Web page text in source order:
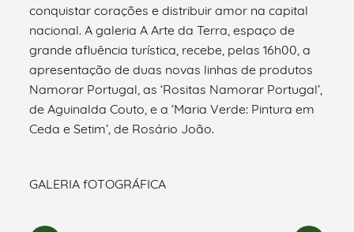
conquistar corações e distribuir amor na capital
nacional. A galeria A Arte da Terra, espaço de
grande afluência turística, recebe, pelas 16h00, a
apresentação de duas novas linhas de produtos
Namorar Portugal, as ‘Rositas Namorar Portugal’,
de Aguinalda Couto, e a ‘Maria Verde: Pintura em
Ceda e Setim’, de Rosário João.
GALERIA fOTOGRÁFICA